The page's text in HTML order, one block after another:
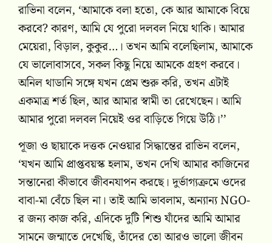
রাভিনা বলেন, ‘আমাকে বলা হতো, কে আর আমাকে বিয়ে
করবে? কারণ, আমি যে পুরো দলবল নিয়ে থাকি। আমার
মেয়েরা, বিড়াল, কুকুর…। তখন আমি বলেছিলাম, আমাকে
যে ভালোবাসবে, সকল কিছু নিয়ে আমকে গ্রহণ করবে।
অনিল থাডানি সঙ্গে যখন প্রেম শুরু করি, তখন এটাই
একমাত্র শর্ত ছিল, আর আমার স্বামী তা রেখেছেন। আমি
আমার পুরো দলবল নিয়েই ওর বাড়িতে গিয়ে উঠি।’’
পূজা ও ছায়াকে দত্তক নেওয়ার সিদ্ধান্তের রাভিন বলেন,
‘যখন আমি প্রাপ্তবয়স্ক হলাম, তখন দেখি আমার কাজিনের
সন্তানেরা কীভাবে জীবনযাপন করছে। দুর্ভাগ্যক্রমে ওদের
বাবা-মা বেঁচে ছিল না। তাই আমি ভাবলাম, অন্যান্য NGO-
র জন্য কাজ করি, এদিকে দুটি শিশু যাঁদের আমি আমার
সামনে জন্মাতে দেখেছি, তাঁদের তো আরও ভালো জীবন